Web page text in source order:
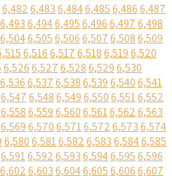
6,4826,4836,4846,4856,4866,487
6,4936,4946,4956,4966,4976,498
6,5046,5056,5066,5076,5086,509
6,5166,5176,5186,5196,520
6,5266,5276,5286,5296,530
6,5366,5376,5386,5396,5406,541
6,5476,5486,5496,5506,5516,552
6,5586,5596,5606,5616,5626,563
6,5696,5706,5716,5726,5736,574
6,5806,5816,5826,5836,5846,585
6,5916,5926,5936,5946,5956,596
6,6026,6036,6046,6056,6066,607